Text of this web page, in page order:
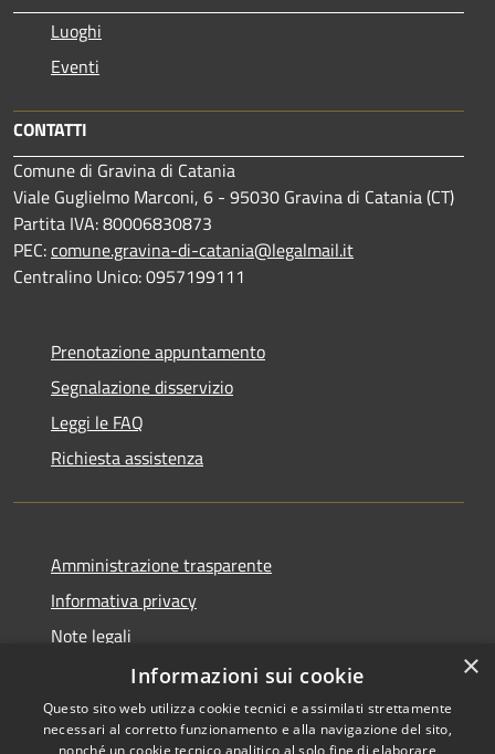
Luoghi
Eventi
CONTATTI
Comune di Gravina di Catania
Viale Guglielmo Marconi, 6 - 95030 Gravina di Catania (CT)
Partita IVA: 80006830873
PEC:comune.gravina-di-catania@legalmail.it
Centralino Unico: 0957199111
Prenotazione appuntamento
Segnalazione disservizio
Leggi le FAQ
Richiesta assistenza
Amministrazione trasparente
Informativa privacy
Note legali
Dichiarazione di accessibilità
×
Informazioni sui cookie
Questo sito web utilizza cookie tecnici e assimilati strettamente
necessari al corretto funzionamento e alla navigazione del sito,
nonché un cookie tecnico analitico al solo fine di elaborare